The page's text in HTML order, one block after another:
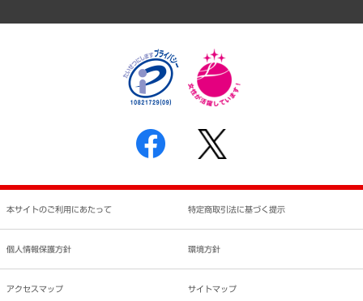
個人情報保護方針
反社会的勢力に対する基本方針
書面による個人情報の開示等の請求の手続きについて
本サイトのご利用にあたって 特定商取引法に基づく提示
個人情報保護方針 環境方針
アクセスマップ サイトマップ